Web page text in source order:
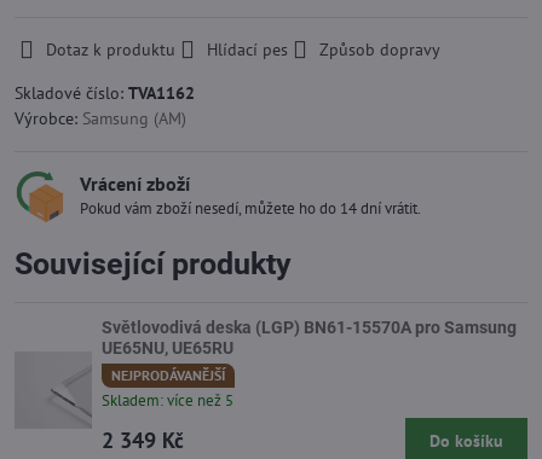
Dotaz k produktu Hlídací pes
Způsob dopravy
Skladové číslo: TVA1162
Výrobce: Samsung (AM)
Vrácení zboží
Pokud vám zboží nesedí, můžete ho do 14 dní vrátit.
Související produkty
Světlovodivá deska (LGP) BN61-15570A pro Samsung
UE65NU, UE65RU
NEJPRODÁVANĚJŠÍ
Skladem: více než 5
2 349 Kč Do košíku